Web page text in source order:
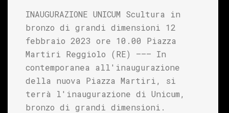
INAUGURAZIONE UNICUM Scultura in
bronzo di grandi dimensioni 12
febbraio 2023 ore 10.00 Piazza
Martiri Reggiolo (RE) ——– In
contemporanea all'inaugurazione
della nuova Piazza Martiri, si
terrà l'inaugurazione di Unicum,
bronzo di grandi dimensioni.